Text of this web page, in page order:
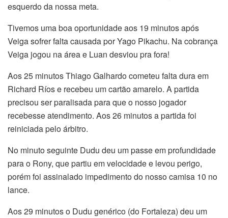
esquerdo da nossa meta.
Tivemos uma boa oportunidade aos 19 minutos após
Veiga sofrer falta causada por Yago Pikachu. Na cobrança
Veiga jogou na área e Luan desviou pra fora!
Aos 25 minutos Thiago Galhardo cometeu falta dura em
Richard Ríos e recebeu um cartão amarelo. A partida
precisou ser paralisada para que o nosso jogador
recebesse atendimento. Aos 26 minutos a partida foi
reiniciada pelo árbitro.
No minuto seguinte Dudu deu um passe em profundidade
para o Rony, que partiu em velocidade e levou perigo,
porém foi assinalado impedimento do nosso camisa 10 no
lance.
Aos 29 minutos o Dudu genérico (do Fortaleza) deu um